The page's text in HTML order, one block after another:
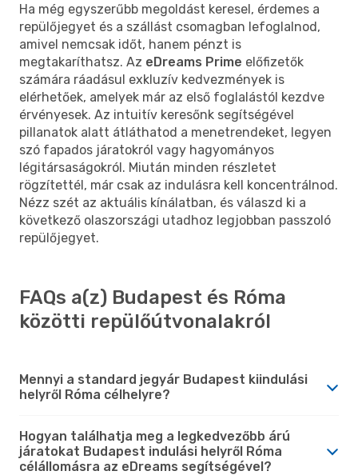
Ha még egyszerűbb megoldást keresel, érdemes a
repülőjegyet és a szállást csomagban lefoglalnod,
amivel nemcsak időt, hanem pénzt is
megtakaríthatsz. Az eDreams Prime előfizetők
számára ráadásul exkluzív kedvezmények is
elérhetőek, amelyek már az első foglalástól kezdve
érvényesek. Az intuitív keresőnk segítségével
pillanatok alatt átláthatod a menetrendeket, legyen
szó fapados járatokról vagy hagyományos
légitársaságokról. Miután minden részletet
rögzítettél, már csak az indulásra kell koncentrálnod.
Nézz szét az aktuális kínálatban, és válaszd ki a
következő olaszországi utadhoz legjobban passzoló
repülőjegyet.
FAQs a(z) Budapest és Róma
közötti repülőútvonalakról
Mennyi a standard jegyár Budapest kiindulási
helyről Róma célhelyre?
Hogyan találhatja meg a legkedvezőbb árú
járatokat Budapest indulási helyről Róma
célállomásra az eDreams segítségével?